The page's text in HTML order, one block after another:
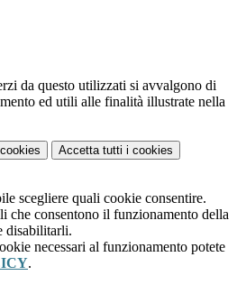
da questo utilizzati si avvalgono di
ed utili alle finalità illustrate nella
Accetta tutti i cookies
scegliere quali cookie consentire.
che consentono il funzionamento della
disabilitarli.
necessari al funzionamento potete
.